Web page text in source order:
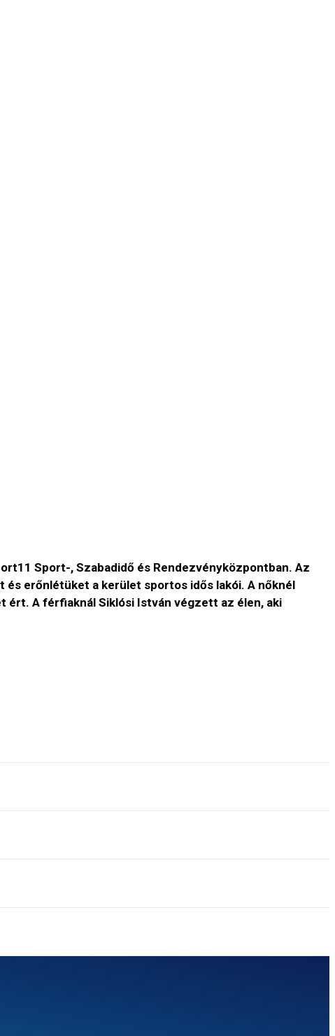
Sport-, Szabadidő és Rendezvényközpontban. Az
erőnlétüket a kerület sportos idős lakói. A nőknél
A férfiaknál Siklósi István végzett az élen, aki